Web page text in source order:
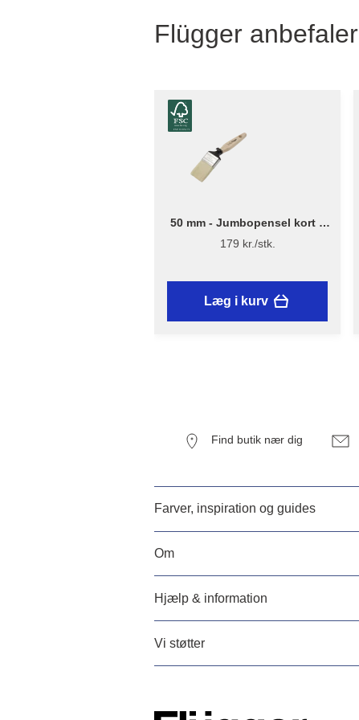
Flügger anbefaler
50 mm - Jumbopensel kort –
Flügger Excellence Series
179 kr./stk.
Læg i kurv
Find butik nær dig
Farver, inspiration og guides
Om
Hjælp & information
Vi støtter